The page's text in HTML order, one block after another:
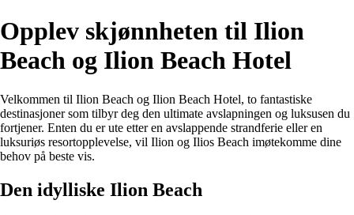
Opplev skjønnheten til Ilion
Beach og Ilion Beach Hotel
Velkommen til Ilion Beach og Ilion Beach Hotel, to fantastiske
destinasjoner som tilbyr deg den ultimate avslapningen og luksusen du
fortjener. Enten du er ute etter en avslappende strandferie eller en
luksuriøs resortopplevelse, vil Ilion og Ilios Beach imøtekomme dine
behov på beste vis.
Den idylliske Ilion Beach